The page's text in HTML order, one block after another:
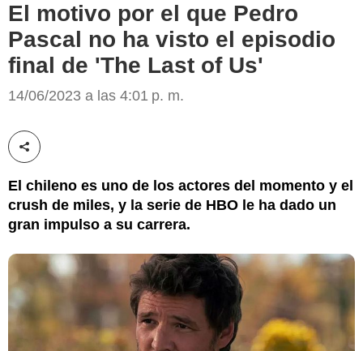
El motivo por el que Pedro
Pascal no ha visto el episodio
final de 'The Last of Us'
14/06/2023 a las 4:01 p. m.
Compartir esta noticia
El chileno es uno de los actores del momento y el
crush de miles, y la serie de HBO le ha dado un
gran impulso a su carrera.
Pedro Pascal